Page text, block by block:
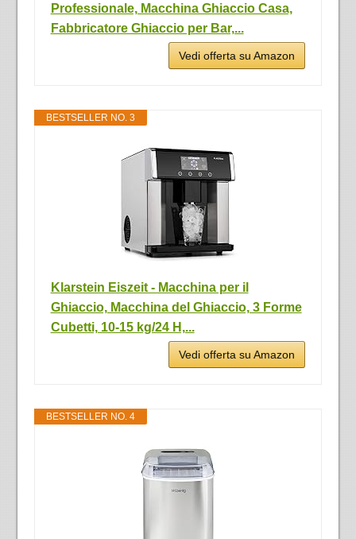
Professionale, Macchina Ghiaccio Casa,
Fabbricatore Ghiaccio per Bar,...
Vedi offerta su Amazon
BESTSELLER NO. 3
Klarstein Eiszeit - Macchina per il
Ghiaccio, Macchina del Ghiaccio, 3 Forme
Cubetti, 10-15 kg/24 H,...
Vedi offerta su Amazon
BESTSELLER NO. 4